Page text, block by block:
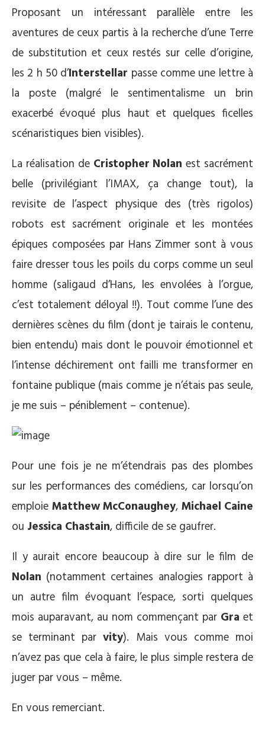
Proposant un intéressant parallèle entre les
aventures de ceux partis à la recherche d’une Terre
de substitution et ceux restés sur celle d’origine,
les 2 h 50 d’Interstellar passe comme une lettre à
la poste (malgré le sentimentalisme un brin
exacerbé évoqué plus haut et quelques ficelles
scénaristiques bien visibles).
La réalisation de Cristopher Nolan est sacrément
belle (privilégiant l’IMAX, ça change tout), la
revisite de l’aspect physique des (très rigolos)
robots est sacrément originale et les montées
épiques composées par Hans Zimmer sont à vous
faire dresser tous les poils du corps comme un seul
homme (saligaud d’Hans, les envolées à l’orgue,
c’est totalement déloyal !!). Tout comme l’une des
dernières scènes du film (dont je tairais le contenu,
bien entendu) mais dont le pouvoir émotionnel et
l’intense déchirement ont failli me transformer en
fontaine publique (mais comme je n’étais pas seule,
je me suis – péniblement – contenue).
Pour une fois je ne m’étendrais pas des plombes
sur les performances des comédiens, car lorsqu’on
emploie Matthew McConaughey, Michael Caine
ou Jessica Chastain, difficile de se gaufrer.
Il y aurait encore beaucoup à dire sur le film de
Nolan (notamment certaines analogies rapport à
un autre film évoquant l’espace, sorti quelques
mois auparavant, au nom commençant par Gra et
se terminant parvity). Mais vous comme moi
n’avez pas que cela à faire, le plus simple restera de
juger par vous – même.
En vous remerciant.